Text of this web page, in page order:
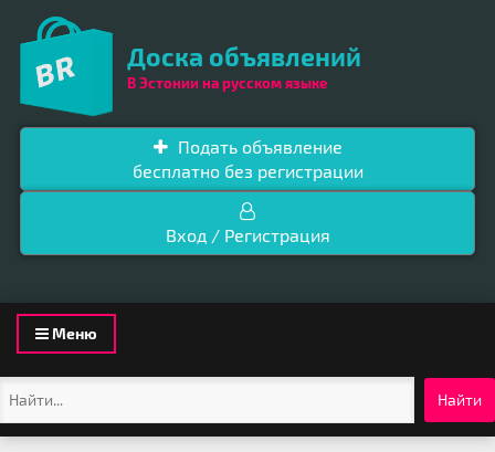
Доска объявлений
В Эстонии на русском языке
Подать объявление
бесплатно без регистрации
Вход / Регистрация
Toggle
navigation
Меню
Найти